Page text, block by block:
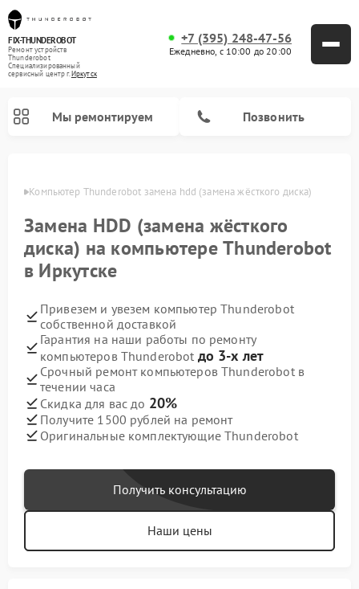
FIX-THUNDEROBOT
Ремонт устройств
Thunderobot
Специализированный
cервисный центр г.Иркутск
+7 (395) 248-47-56
Ежедневно, с 10:00 до 20:00
Мы ремонтируем Позвонить
Компьютер Thunderobot замена hdd (замена жёсткого диска)
Замена HDD (замена жёсткого
диска) на компьютере Thunderobot
в Иркутске
Привезем и увезем компьютер Thunderobot
собственной доставкой
Гарантия на наши работы по ремонту
компьютеров Thunderobot до 3-х лет
Срочный ремонт компьютеров Thunderobot в
течении часа
Скидка для вас до 20%
Получите 1500 рублей на ремонт
Оригинальные комплектующие Thunderobot
Получить консультацию
Наши цены